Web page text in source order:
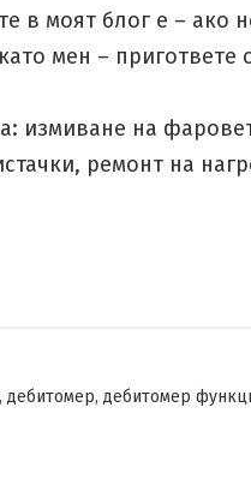
в моят блог е – ако
мен – пригответе
измиване на
ремонт на
, дебитомер, дебитомер